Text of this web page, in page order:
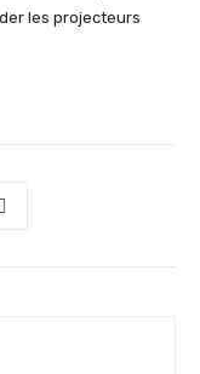
les projecteurs